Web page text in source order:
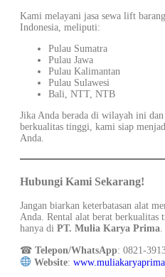
Kami melayani jasa sewa lift
Indonesia, meliputi:
Pulau Sumatra
Pulau Jawa
Pulau Kalimantan
Pulau Sulawesi
Bali, NTT, NTB
Jika Anda berada di wilayah ini
berkualitas tinggi, kami siap
Anda.
Hubungi Kami Sekarang!
Jangan biarkan keterbatasan alat
Anda. Rental alat berat
hanya di PT. Mulia Karya Prima.
☎ Telepon/WhatsApp: 0821-
Website: